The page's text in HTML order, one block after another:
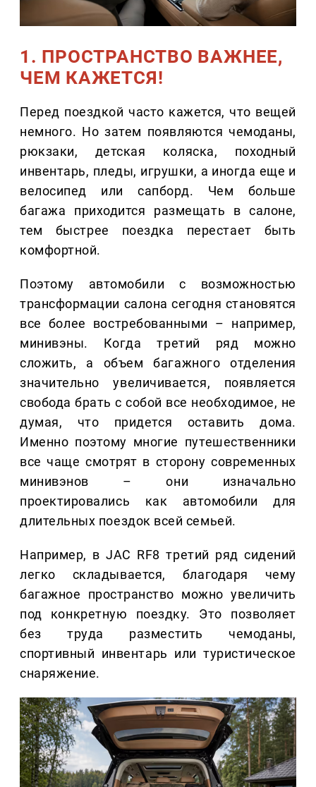
1. ПРОСТРАНСТВО ВАЖНЕЕ,
ЧЕМ КАЖЕТСЯ!
Перед поездкой часто кажется, что вещей
немного. Но затем появляются чемоданы,
рюкзаки, детская коляска, походный
инвентарь, пледы, игрушки, а иногда еще и
велосипед или сапборд. Чем больше
багажа приходится размещать в салоне,
тем быстрее поездка перестает быть
комфортной.
Поэтому автомобили с возможностью
трансформации салона сегодня становятся
все более востребованными – например,
минивэны. Когда третий ряд можно
сложить, а объем багажного отделения
значительно увеличивается, появляется
свобода брать с собой все необходимое, не
думая, что придется оставить дома.
Именно поэтому многие путешественники
все чаще смотрят в сторону современных
минивэнов – они изначально
проектировались как автомобили для
длительных поездок всей семьей.
Например, в JAC RF8 третий ряд сидений
легко складывается, благодаря чему
багажное пространство можно увеличить
под конкретную поездку. Это позволяет
без труда разместить чемоданы,
спортивный инвентарь или туристическое
снаряжение.